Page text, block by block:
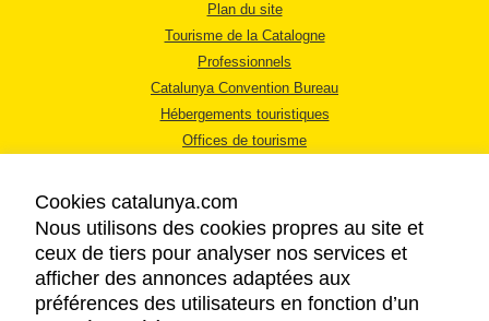
Plan du site
Tourisme de la Catalogne
Professionnels
Catalunya Convention Bureau
Hébergements touristiques
Offices de tourisme
MENTIONS LÉGALES
Cookies catalunya.com
Nous utilisons des cookies propres au site et
ceux de tiers pour analyser nos services et
afficher des annonces adaptées aux
préférences des utilisateurs en fonction d’un